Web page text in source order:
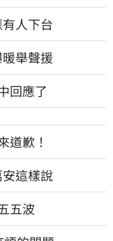
人下台
舉聲援
回應了
歉！
這樣說
五波